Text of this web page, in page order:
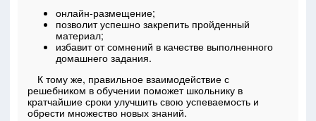
онлайн-размещение;
позволит успешно закрепить пройденный
материал;
избавит от сомнений в качестве выполненного
домашнего задания.
К тому же, правильное взаимодействие с
решебником в обучении поможет школьнику в
кратчайшие сроки улучшить свою успеваемость и
обрести множество новых знаний.